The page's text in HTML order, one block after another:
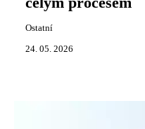
Ostatní
24. 05. 2026